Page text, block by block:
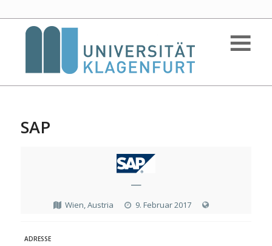
SAP
—
Wien, Austria 9. Februar 2017
ADRESSE